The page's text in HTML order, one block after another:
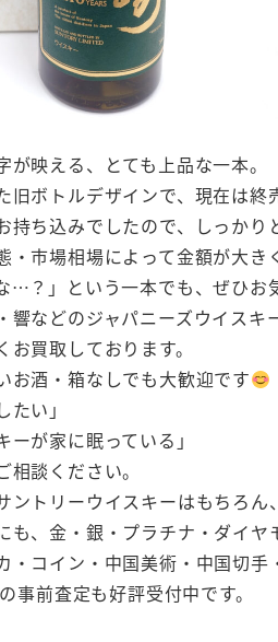
映える、とても上品な一本。
旧ボトルデザインで、現在は
持ち込みでしたので、しっかり
・市場相場によって金額が大き
…？」という一本でも、ぜひお
などのジャパニーズウイスキ
買取しております。
お酒・箱なしでも大歓迎です
たい」
ーが家に眠っている」
談ください。
ントリーウイスキーはもちろん
も、金・銀・プラチナ・ダイ
・コイン・中国美術・中国切
事前査定も好評受付中です。